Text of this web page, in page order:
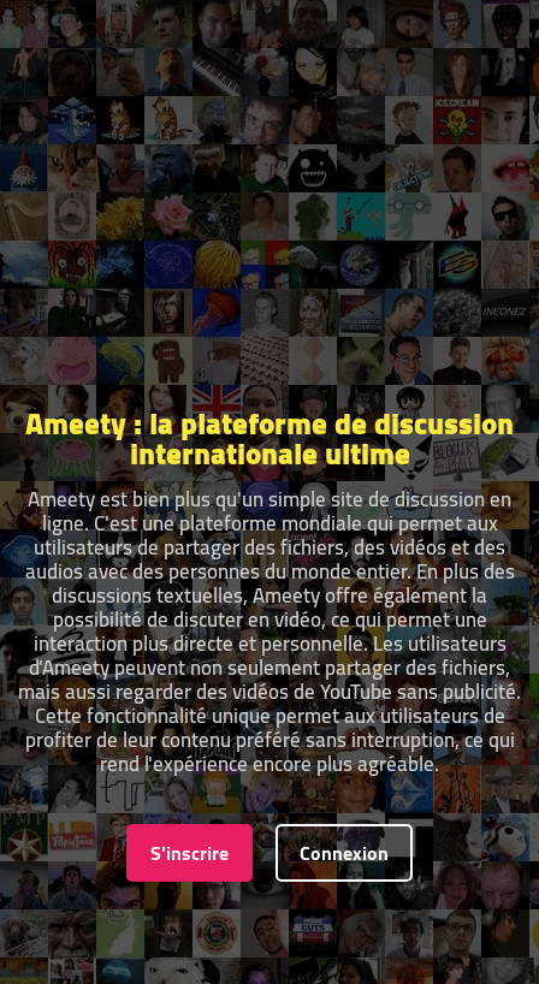
Ameety : la plateforme de discussion
internationale ultime
Ameety est bien plus qu'un simple site de discussion en
ligne. C'est une plateforme mondiale qui permet aux
utilisateurs de partager des fichiers, des vidéos et des
audios avec des personnes du monde entier. En plus des
discussions textuelles, Ameety offre également la
possibilité de discuter en vidéo, ce qui permet une
interaction plus directe et personnelle. Les utilisateurs
d'Ameety peuvent non seulement partager des fichiers,
mais aussi regarder des vidéos de YouTube sans publicité.
Cette fonctionnalité unique permet aux utilisateurs de
profiter de leur contenu préféré sans interruption, ce qui
rend l'expérience encore plus agréable.
S'inscrire Connexion